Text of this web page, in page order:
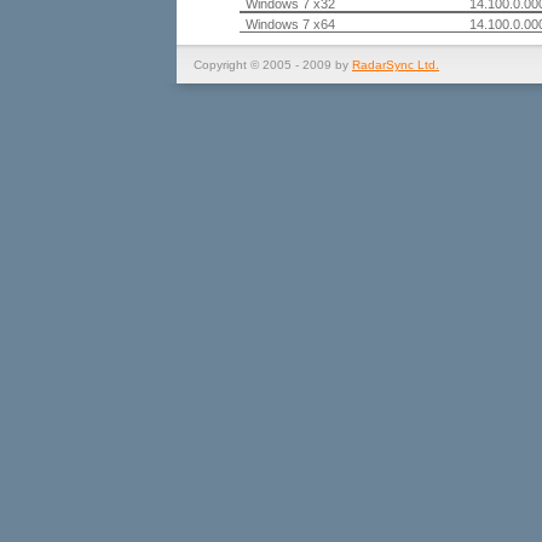
Windows 7 x32
Windows 7 x64
Copyright © 2005 - 2009 by RadarSync Ltd.